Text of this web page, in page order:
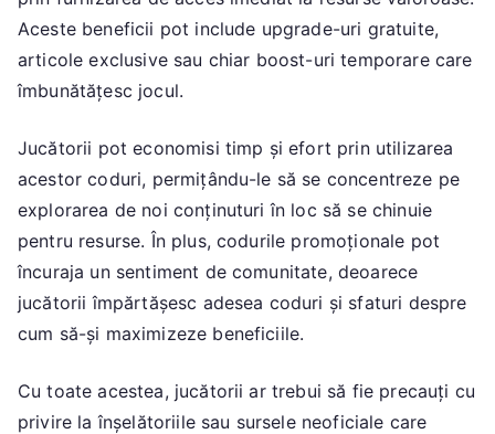
Aceste beneficii pot include upgrade-uri gratuite,
articole exclusive sau chiar boost-uri temporare care
îmbunătățesc jocul.
Jucătorii pot economisi timp și efort prin utilizarea
acestor coduri, permițându-le să se concentreze pe
explorarea de noi conținuturi în loc să se chinuie
pentru resurse. În plus, codurile promoționale pot
încuraja un sentiment de comunitate, deoarece
jucătorii împărtășesc adesea coduri și sfaturi despre
cum să-și maximizeze beneficiile.
Cu toate acestea, jucătorii ar trebui să fie precauți cu
privire la înșelătoriile sau sursele neoficiale care